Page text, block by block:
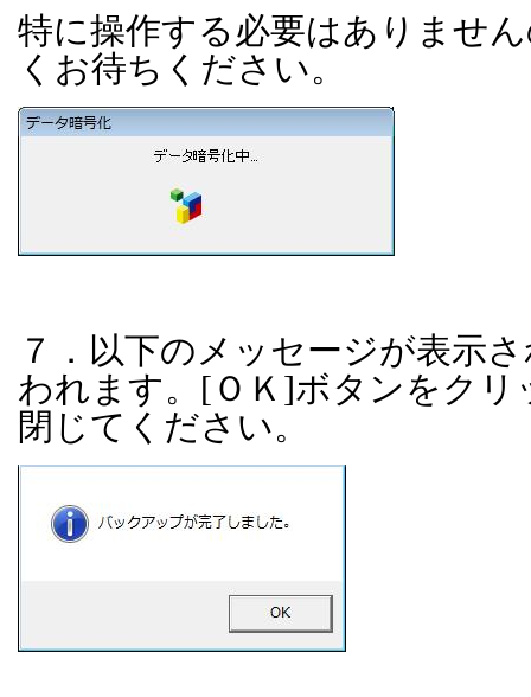
特に操作する必要はありませ
くお待ちください。
７．以下のメッセージが表示
われます。 [ ＯＫ ]ボタンをクリ
閉じてください。